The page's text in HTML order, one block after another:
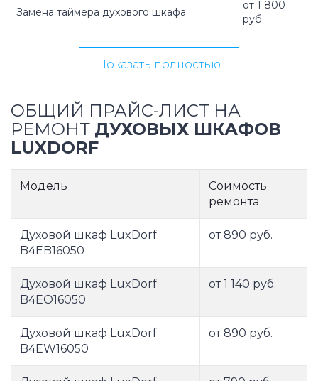
Замена таймера духового шкафа
от 1 800
руб.
Показать полностью
ОБЩИЙ ПРАЙС-ЛИСТ НА
РЕМОНТ ДУХОВЫХ ШКАФОВ
LUXDORF
Модель
Соимость
ремонта
Духовой шкаф LuxDorf
B4EB16050
от 890 руб.
Духовой шкаф LuxDorf
B4EO16050
от 1 140 руб.
Духовой шкаф LuxDorf
B4EW16050
от 890 руб.